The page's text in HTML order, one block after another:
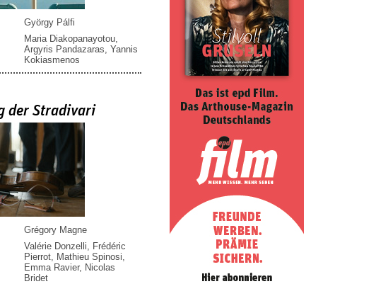
György Pálfi
Maria Diakopanayotou
Argyris Pandazaras Yannis
Kokiasmenos
der Stradivari
Grégory Magne
Valérie Donzelli
Frédéric
Pierrot Mathieu Spinosi
Emma Ravier, Nicolas
Bridet